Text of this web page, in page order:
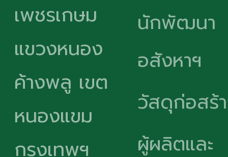
เพชรเกษม
แขวงหนอง
ค้างพลู เขต
หนองแขม
กรุงเทพฯ
นักพัฒนา
อสังหาฯ
วัสดุก่อสร้
ผู้ผลิตและ